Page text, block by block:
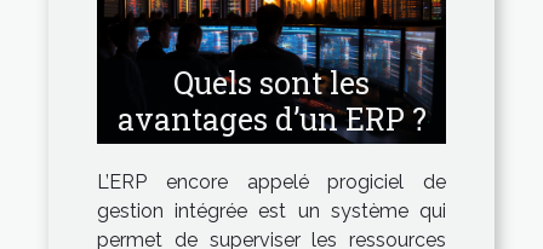
Quels sont les
avantages d’un ERP ?
L’ERP encore appelé progiciel de
gestion intégrée est un système qui
permet de superviser les ressources